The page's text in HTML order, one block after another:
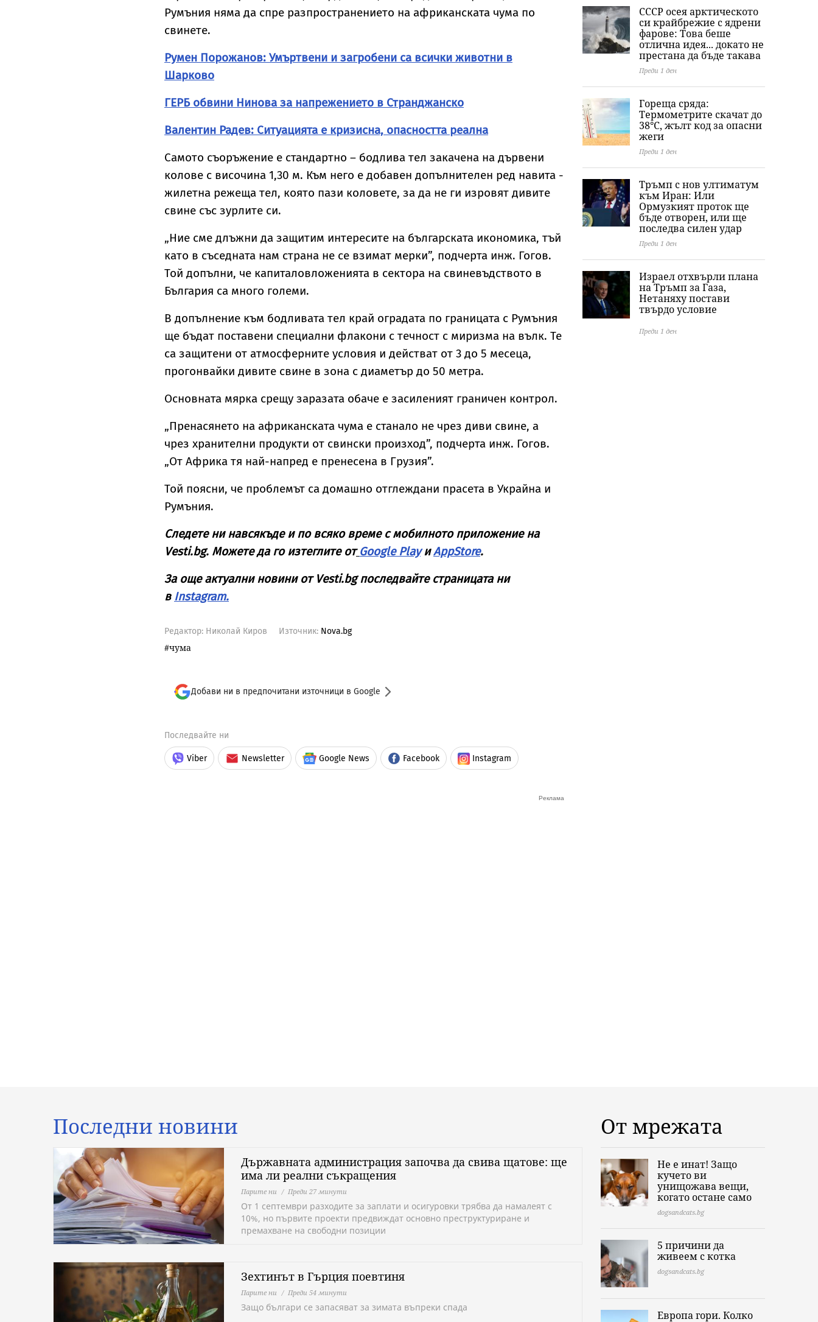
Румъния няма да спре разпространението на африканската чума по
свинете.
Румен Порожанов: Умъртвени и загробени са всички животни в
Шарково
ГЕРБ обвини Нинова за напрежението в Странджанско
Валентин Радев: Ситуацията е кризисна, опасността реална
Самото съоръжение е стандартно – бодлива тел закачена на дървени
колове с височина 1,30 м. Към него е добавен допълнителен ред навита -
жилетна режеща тел, която пази коловете, за да не ги изровят дивите
свине със зурлите си.
„Ние сме длъжни да защитим интересите на българската икономика, тъй
като в съседната нам страна не се взимат мерки”, подчерта инж. Гогов.
Той допълни, че капиталовложенията в сектора на свиневъдството в
България са много големи.
В допълнение към бодливата тел край оградата по границата с Румъния
ще бъдат поставени специални флакони с течност с миризма на вълк. Те
са защитени от атмосферните условия и действат от 3 до 5 месеца,
прогонвайки дивите свине в зона с диаметър до 50 метра.
Основната мярка срещу заразата обаче е засиленият граничен контрол.
„Пренасянето на африканската чума е станало не чрез диви свине, а
чрез хранителни продукти от свински произход”, подчерта инж. Гогов.
„От Африка тя най-напред е пренесена в Грузия”.
Той поясни, че проблемът са домашно отглеждани прасета в Украйна и
Румъния.
Следете ни навсякъде и по всяко време с мобилното приложение на
Vesti.bg. Можете да го изтеглите от Google PlayиAppStore.
За още актуални новини от Vesti.bg последвайте страницата ни
в Instagram.
Редактор: Николай Киров Източник: Nova.bg
чума
Добави ни в предпочитани източници в Google
Последвайте ни
Viber Newsletter Google News Facebook Instagram
СССР осея арктическото
си крайбрежие с ядрени
фарове: Това беше
отлична идея... докато не
престана да бъде такава
Преди 1 ден
Гореща сряда:
Термометрите скачат до
38°C, жълт код за опасни
жеги
Преди 1 ден
Тръмп с нов ултиматум
към Иран: Или
Ормузкият проток ще
бъде отворен, или ще
последва силен удар
Преди 1 ден
Израел отхвърли плана
на Тръмп за Газа,
Нетаняху постави
твърдо условие
Преди 1 ден
Последни новини
Държавната администрация започва да свива щатове: ще
има ли реални съкращения
Парите ни Преди 27 минути
От 1 септември разходите за заплати и осигуровки трябва да намалеят с
10%, но първите проекти предвиждат основно преструктуриране и
премахване на свободни позиции
Зехтинът в Гърция поевтиня
Парите ни Преди 54 минути
Защо българи се запасяват за зимата въпреки спада
От мрежата
Не е инат! Защо
кучето ви
унищожава вещи,
когато остане само
dogsandcats.bg
5 причини да
живеем с котка
dogsandcats.bg
Европа гори. Колко